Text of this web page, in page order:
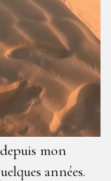
depuis mon
années.